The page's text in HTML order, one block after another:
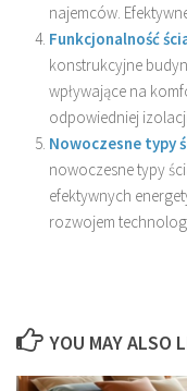
najemców.
Funkcjonalność
konstrukcyjne
wpływające na
odpowiedniej
Nowoczesne typy
nowoczesne typy
efektywnych
rozwojem
YOU MAY ALSO